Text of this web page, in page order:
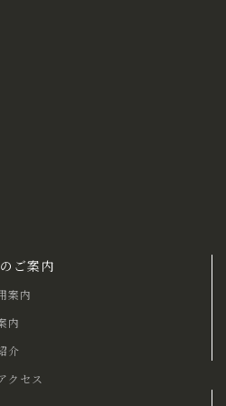
ご案内
案内
内
介
クセス